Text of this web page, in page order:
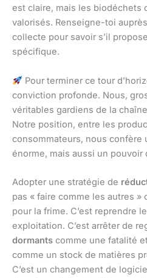
est claire, mais les biodéchets
valorisés. Renseigne-toi
collecte pour savoir s’il
spécifique.
Pour terminer ce tour
conviction profonde. Nous,
véritables gardiens de la
Notre position, entre les
consommateurs, nous confère
énorme, mais aussi un pouvoir
Adopter une stratégie de
pas « faire comme les autres »
pour la frime. C’est reprendre
exploitation. C’est arrêter de
dormants comme une fatalité
comme un stock de matières
C’est un changement de